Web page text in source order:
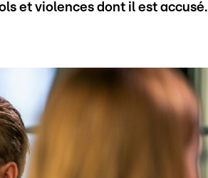
et violences dont il est accusé.